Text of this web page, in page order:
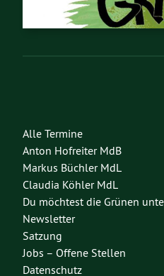
Alle Termine
Anton Hofreiter MdB
Markus Büchler MdL
Claudia Köhler MdL
Du möchtest die Grünen
Newsletter
Satzung
Jobs – Offene Stellen
Datenschutz